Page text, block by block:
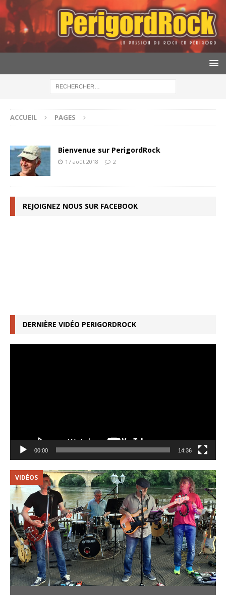
ACCUEIL PAGES
Bienvenue sur PerigordRock
17 août 2018 2
REJOIGNEZ NOUS SUR FACEBOOK
DERNIÈRE VIDÉO PERIGORDROCK
00:00 14:36
VIDÉOS